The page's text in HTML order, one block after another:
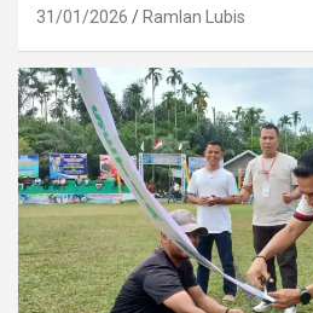
31/01/2026 Ramlan Lubis